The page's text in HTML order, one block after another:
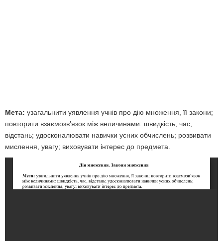
Мета: узагальнити уявлення учнів про дію множення, її закони;
повторити взаємозв’язок між величинами: швидкість, час,
відстань; удосконалювати навички усних обчислень; розвивати
мислення, увагу; виховувати інтерес до предмета.